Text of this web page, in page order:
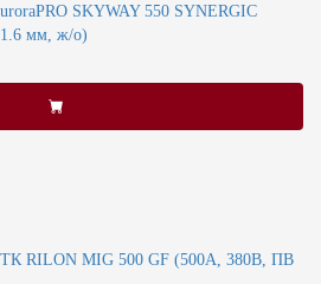
SKYWAY 550 SYNERGIC
мм, ж/о)
RILON MIG 500 GF (500А, 380В, ПВ